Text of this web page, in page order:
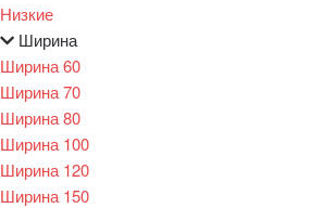
Низкие
Ширина
Ширина 60
Ширина 70
Ширина 80
Ширина 100
Ширина 120
Ширина 150